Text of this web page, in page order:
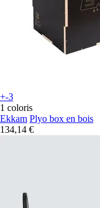
+-3
1 coloris
Ekkam Plyo box en bois
134,14 €